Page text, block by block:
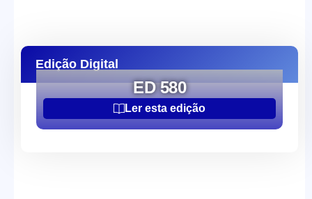
Edição Digital
ED 580
Ler esta edição